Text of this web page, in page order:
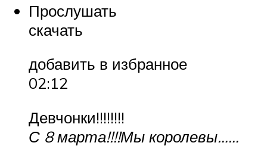
Прослушать
скачать
добавить в избранное
02:12
Девчонки!!!!!!!!
С 8 марта!!!!Мы королевы……